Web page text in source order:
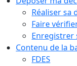
Réaliser sa
Faire
Enregistrer
Contenu de la
FDES